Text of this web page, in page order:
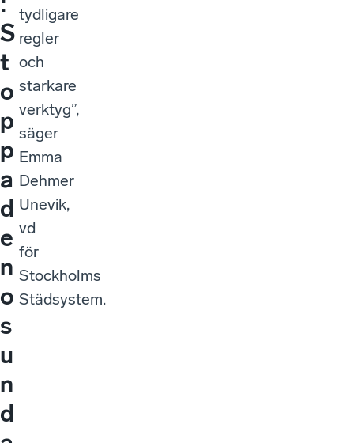
S
t
o
p
p
a
d
e
n
o
s
u
n
d
tydligare
regler
och
starkare
verktyg”,
säger
Emma
Dehmer
Unevik,
vd
för
Stockholms
Städsystem.